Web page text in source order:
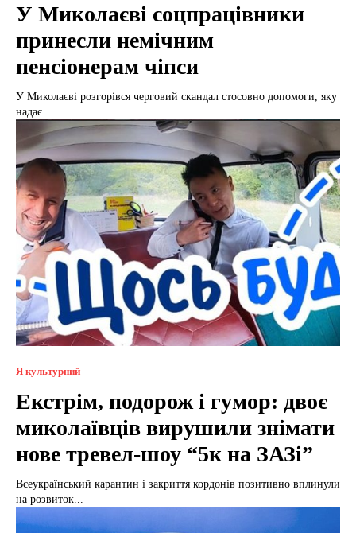
У Миколаєві соцпрацівники
принесли немічним
пенсіонерам чіпси
У Миколаєві розгорівся черговий скандал стосовно допомоги, яку
надає...
Я культурний
Екстрім, подорож і гумор: двоє
миколаївців вирушили знімати
нове тревел-шоу “5к на ЗАЗі”
Всеукраїнський карантин і закриття кордонів позитивно вплинули
на розвиток...